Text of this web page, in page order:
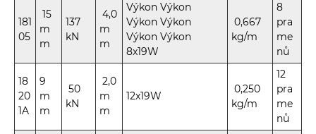
181
05
15
m
m
137
kN
4,0
m
m
Výkon Výkon
Výkon Výkon
Výkon Výkon
8x19W
0,667
kg/m
8
pra
me
nů
18
20
1A
9
m
m
50
kN
2,0
m
m
12x19W
0,250
kg/m
12
pra
me
nů